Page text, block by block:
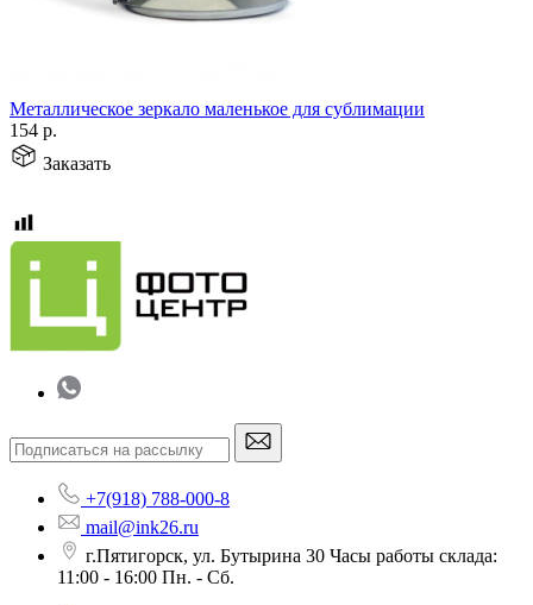
Металлическое зеркало маленькое для сублимации
154 р.
Заказать
+7(918) 788-000-8
mail@ink26.ru
г.Пятигорск, ул. Бутырина 30 Часы работы склада:
11:00 - 16:00 Пн. - Сб.